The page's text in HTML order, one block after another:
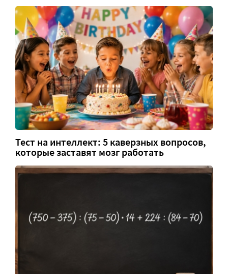
Тест на интеллект: 5 каверзных вопросов,
которые заставят мозг работать